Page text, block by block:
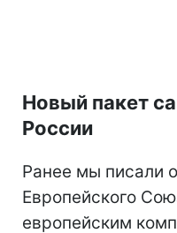
Новый пакет
России
Ранее мы писали
Европейского
европейским